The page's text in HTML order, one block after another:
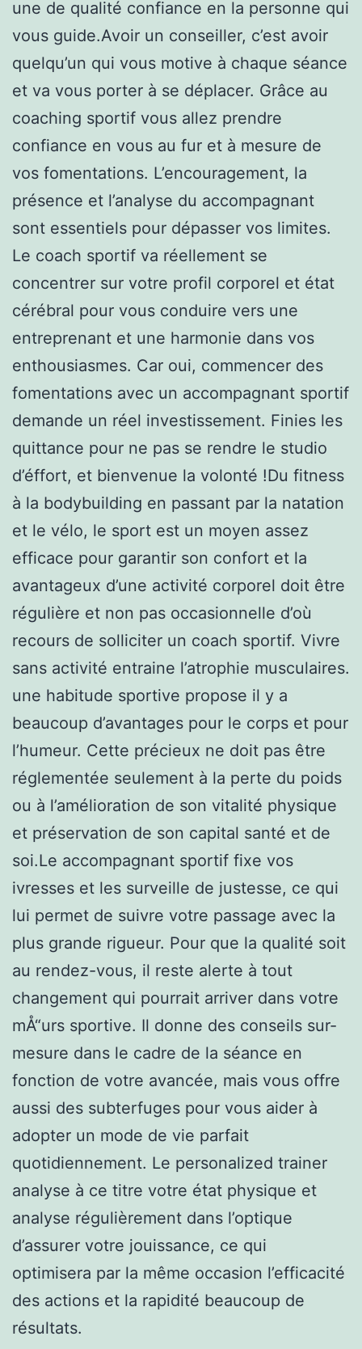
une de qualité confiance en la personne qui
vous guide.Avoir un conseiller, c’est avoir
quelqu’un qui vous motive à chaque séance
et va vous porter à se déplacer. Grâce au
coaching sportif vous allez prendre
confiance en vous au fur et à mesure de
vos fomentations. L’encouragement, la
présence et l’analyse du accompagnant
sont essentiels pour dépasser vos limites.
Le coach sportif va réellement se
concentrer sur votre profil corporel et état
cérébral pour vous conduire vers une
entreprenant et une harmonie dans vos
enthousiasmes. Car oui, commencer des
fomentations avec un accompagnant sportif
demande un réel investissement. Finies les
quittance pour ne pas se rendre le studio
d’éffort, et bienvenue la volonté !Du fitness
à la bodybuilding en passant par la natation
et le vélo, le sport est un moyen assez
efficace pour garantir son confort et la
avantageux d’une activité corporel doit être
régulière et non pas occasionnelle d’où
recours de solliciter un coach sportif. Vivre
sans activité entraine l’atrophie musculaires.
une habitude sportive propose il y a
beaucoup d’avantages pour le corps et pour
l’humeur. Cette précieux ne doit pas être
réglementée seulement à la perte du poids
ou à l’amélioration de son vitalité physique
et préservation de son capital santé et de
soi.Le accompagnant sportif fixe vos
ivresses et les surveille de justesse, ce qui
lui permet de suivre votre passage avec la
plus grande rigueur. Pour que la qualité soit
au rendez-vous, il reste alerte à tout
changement qui pourrait arriver dans votre
mÅ“urs sportive. Il donne des conseils sur-
mesure dans le cadre de la séance en
fonction de votre avancée, mais vous offre
aussi des subterfuges pour vous aider à
adopter un mode de vie parfait
quotidiennement. Le personalized trainer
analyse à ce titre votre état physique et
analyse régulièrement dans l’optique
d’assurer votre jouissance, ce qui
optimisera par la même occasion l’efficacité
des actions et la rapidité beaucoup de
résultats.